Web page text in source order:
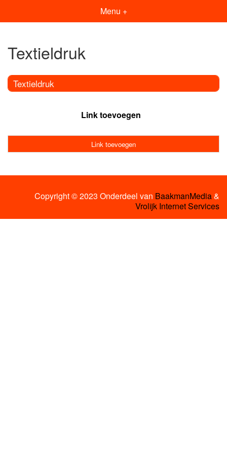
Menu +
Textieldruk
Textieldruk
Link toevoegen
Link toevoegen
Copyright © 2023 Onderdeel van BaakmanMedia&
Vrolijk Internet Services